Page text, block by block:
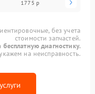
1775 р
без учета
стоимости запчастей.
диагностику.
на неисправность.